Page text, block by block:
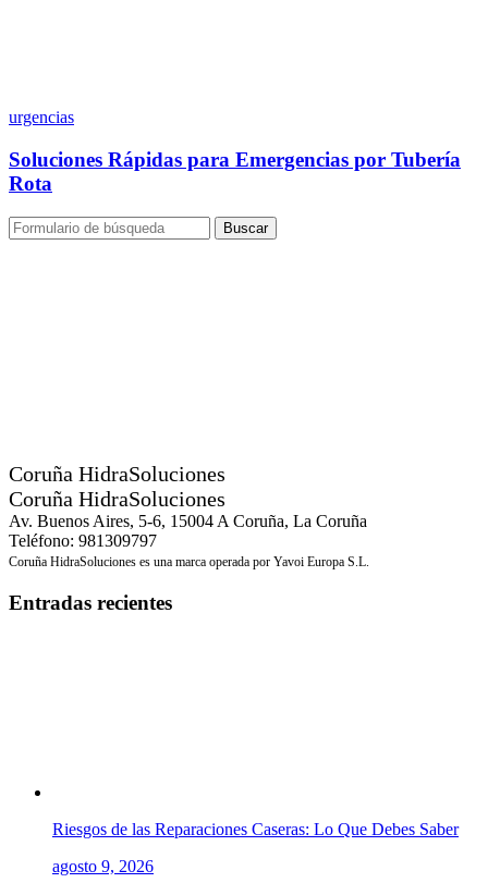
urgencias
Soluciones Rápidas para Emergencias por Tubería
Rota
Buscar
Coruña HidraSoluciones
Coruña HidraSoluciones
Av. Buenos Aires, 5-6, 15004 A Coruña, La Coruña
Teléfono: 981309797
Coruña HidraSoluciones es una marca operada por Yavoi Europa S.L.
Entradas recientes
Riesgos de las Reparaciones Caseras: Lo Que Debes Saber
agosto 9, 2026